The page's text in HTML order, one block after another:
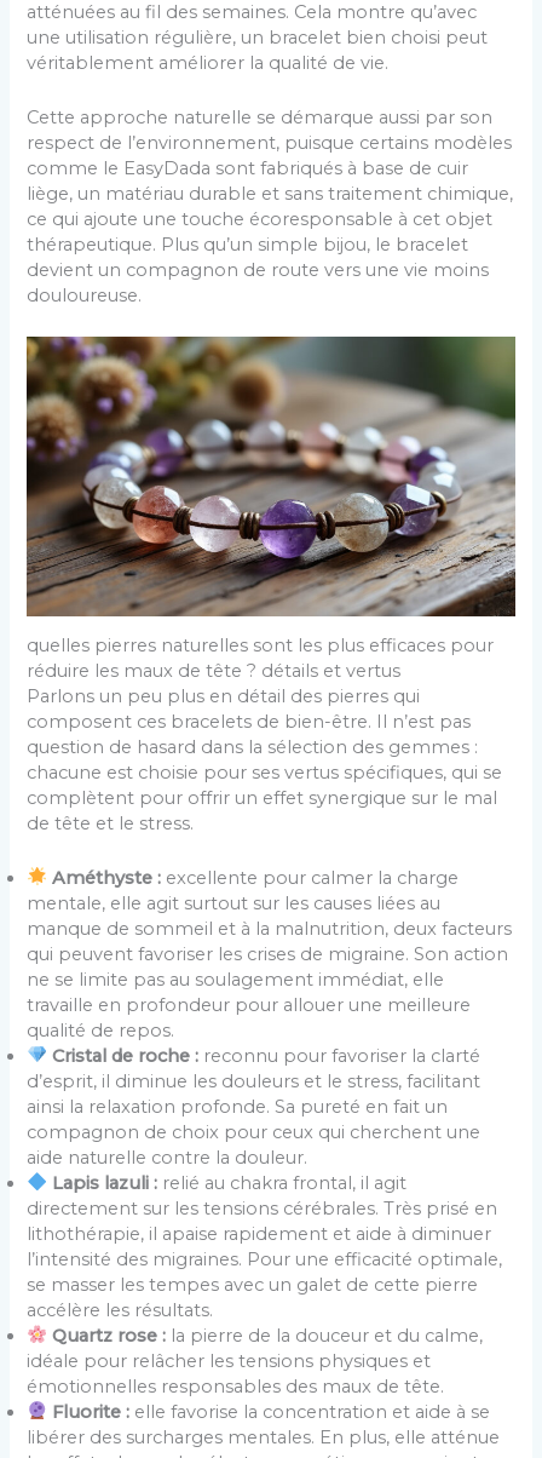
atténuées au fil des semaines. Cela montre qu’avec
une utilisation régulière, un bracelet bien choisi peut
véritablement améliorer la qualité de vie.
Cette approche naturelle se démarque aussi par son
respect de l’environnement, puisque certains modèles
comme le EasyDada sont fabriqués à base de cuir
liège, un matériau durable et sans traitement chimique,
ce qui ajoute une touche écoresponsable à cet objet
thérapeutique. Plus qu’un simple bijou, le bracelet
devient un compagnon de route vers une vie moins
douloureuse.
quelles pierres naturelles sont les plus efficaces pour
réduire les maux de tête ? détails et vertus
Parlons un peu plus en détail des pierres qui
composent ces bracelets de bien-être. Il n’est pas
question de hasard dans la sélection des gemmes :
chacune est choisie pour ses vertus spécifiques, qui se
complètent pour offrir un effet synergique sur le mal
de tête et le stress.
Améthyste : excellente pour calmer la charge
mentale, elle agit surtout sur les causes liées au
manque de sommeil et à la malnutrition, deux facteurs
qui peuvent favoriser les crises de migraine. Son action
ne se limite pas au soulagement immédiat, elle
travaille en profondeur pour allouer une meilleure
qualité de repos.
Cristal de roche : reconnu pour favoriser la clarté
d’esprit, il diminue les douleurs et le stress, facilitant
ainsi la relaxation profonde. Sa pureté en fait un
compagnon de choix pour ceux qui cherchent une
aide naturelle contre la douleur.
Lapis lazuli : relié au chakra frontal, il agit
directement sur les tensions cérébrales. Très prisé en
lithothérapie, il apaise rapidement et aide à diminuer
l’intensité des migraines. Pour une efficacité optimale,
se masser les tempes avec un galet de cette pierre
accélère les résultats.
Quartz rose : la pierre de la douceur et du calme,
idéale pour relâcher les tensions physiques et
émotionnelles responsables des maux de tête.
Fluorite : elle favorise la concentration et aide à se
libérer des surcharges mentales. En plus, elle atténue